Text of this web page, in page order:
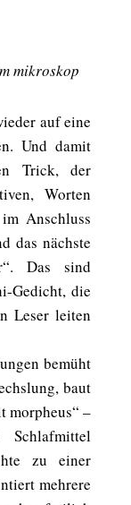
mikroskop
auf eine
Und damit
Trick, der
Worten
Anschluss
das nächste
Das sind
Gedicht, die
Leser leiten
bemüht
baut
morpheus“ –
zu einer
mehrere